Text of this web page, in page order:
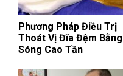
Phương Pháp Điều Trị
Thoát Vị Đĩa Đệm Bằng
Sóng Cao Tần